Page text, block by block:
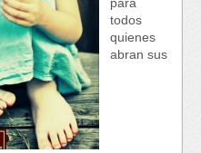
para
todos
quienes
abran sus